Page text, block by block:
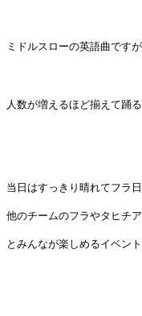
ミドルスローの英語曲です
人数が増えるほど揃えて踊
当日はすっきり晴れてフラ
他のチームのフラやタヒチ
とみんなが楽しめるイベン